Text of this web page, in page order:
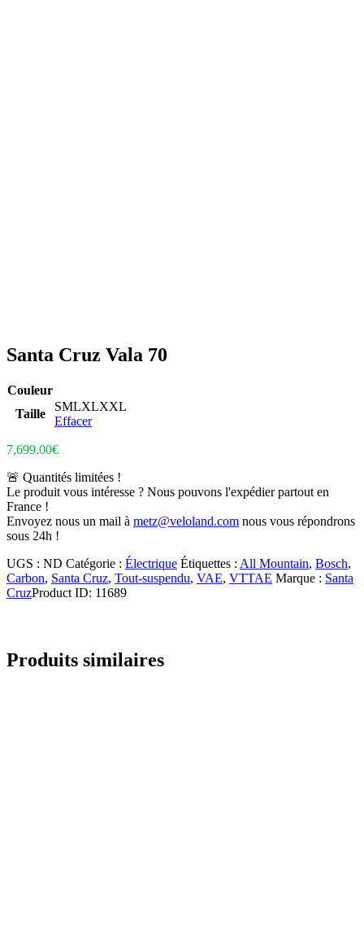
Santa Cruz Vala 70
Couleur
Taille
SMLXLXXL
Effacer
7,699.00€
🚨 Quantités limitées !
Le produit vous intéresse ? Nous pouvons l'expédier partout en
France !
Envoyez nous un mail à metz@veloland.com nous vous répondrons
sous 24h !
UGS : ND Catégorie : Électrique Étiquettes : All Mountain, Bosch,
Carbon, Santa Cruz, Tout-suspendu, VAE, VTTAE Marque : Santa
CruzProduct ID: 11689
Produits similaires